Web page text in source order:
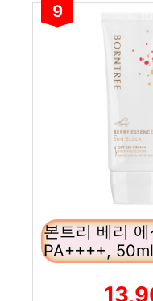
9
본트리 베리
PA++++,